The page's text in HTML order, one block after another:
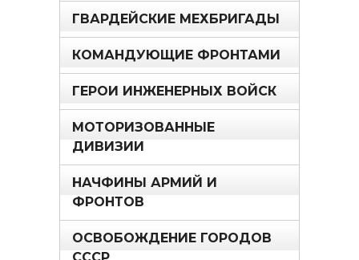
ГВАРДЕЙСКИЕ МЕХБРИГАДЫ
КОМАНДУЮЩИЕ ФРОНТАМИ
ГЕРОИ ИНЖЕНЕРНЫХ ВОЙСК
МОТОРИЗОВАННЫЕ
ДИВИЗИИ
НАЧФИНЫ АРМИЙ И
ФРОНТОВ
ОСВОБОЖДЕНИЕ ГОРОДОВ
СССР